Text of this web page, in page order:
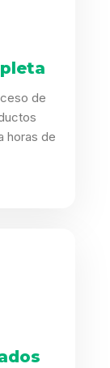
de
horas de